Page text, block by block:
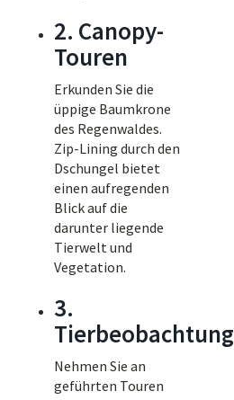
2. Canopy-
Touren
Erkunden Sie die
üppige Baumkrone
des Regenwaldes.
Zip-Lining durch den
Dschungel bietet
einen aufregenden
Blick auf die
darunter liegende
Tierwelt und
Vegetation.
3.
Tierbeobachtung
Nehmen Sie an
geführten Touren